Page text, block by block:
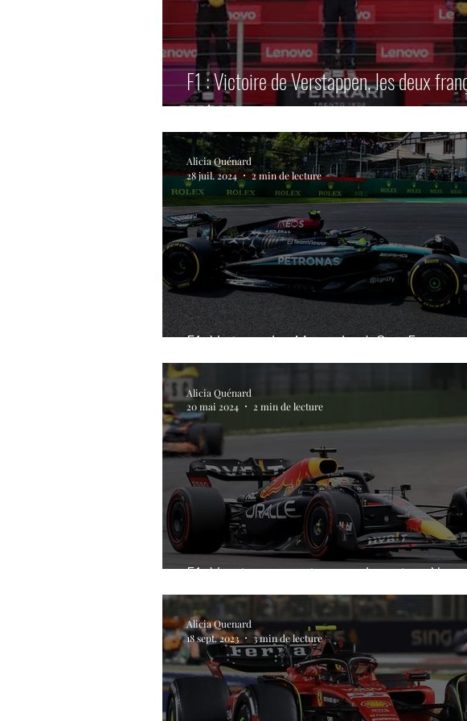
F1 : Victoire de Verstappen, les deux
podium.
F1: Victoire des Mercedes à Spa-
Alicia Quénard
28 juil. 2024
2 min de lecture
F1: Verstappen victorieux devant un
Alicia Quénard
20 mai 2024
2 min de lecture
Alicia Quenard
18 sept. 2023
3 min de lecture